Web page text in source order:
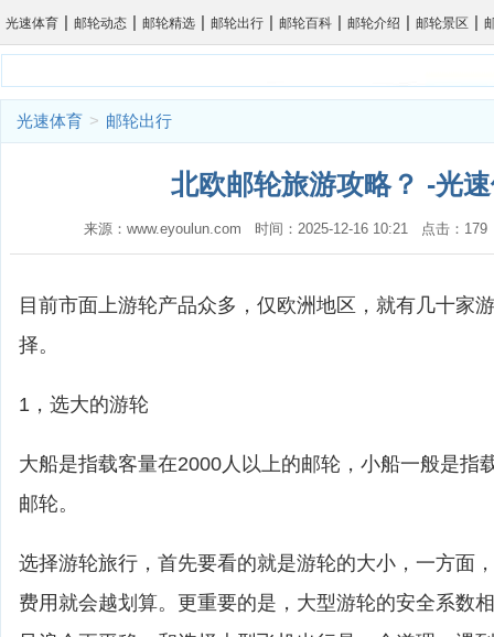
光速体育 | 邮轮动态 | 邮轮精选 | 邮轮出行 | 邮轮百科 | 邮轮介绍 | 邮轮景区 |
光速体育 > 邮轮出行
北欧邮轮旅游攻略？ -光
来源：www.eyoulun.com 时间：2025-12-16 10:21 点击：
目前市面上游轮产品众多，仅欧洲地区，就有几十家
择。
1，选大的游轮
大船是指载客量在2000人以上的邮轮，小船一般是指
邮轮。
选择游轮旅行，首先要看的就是游轮的大小，一方面
费用就会越划算。更重要的是，大型游轮的安全系数